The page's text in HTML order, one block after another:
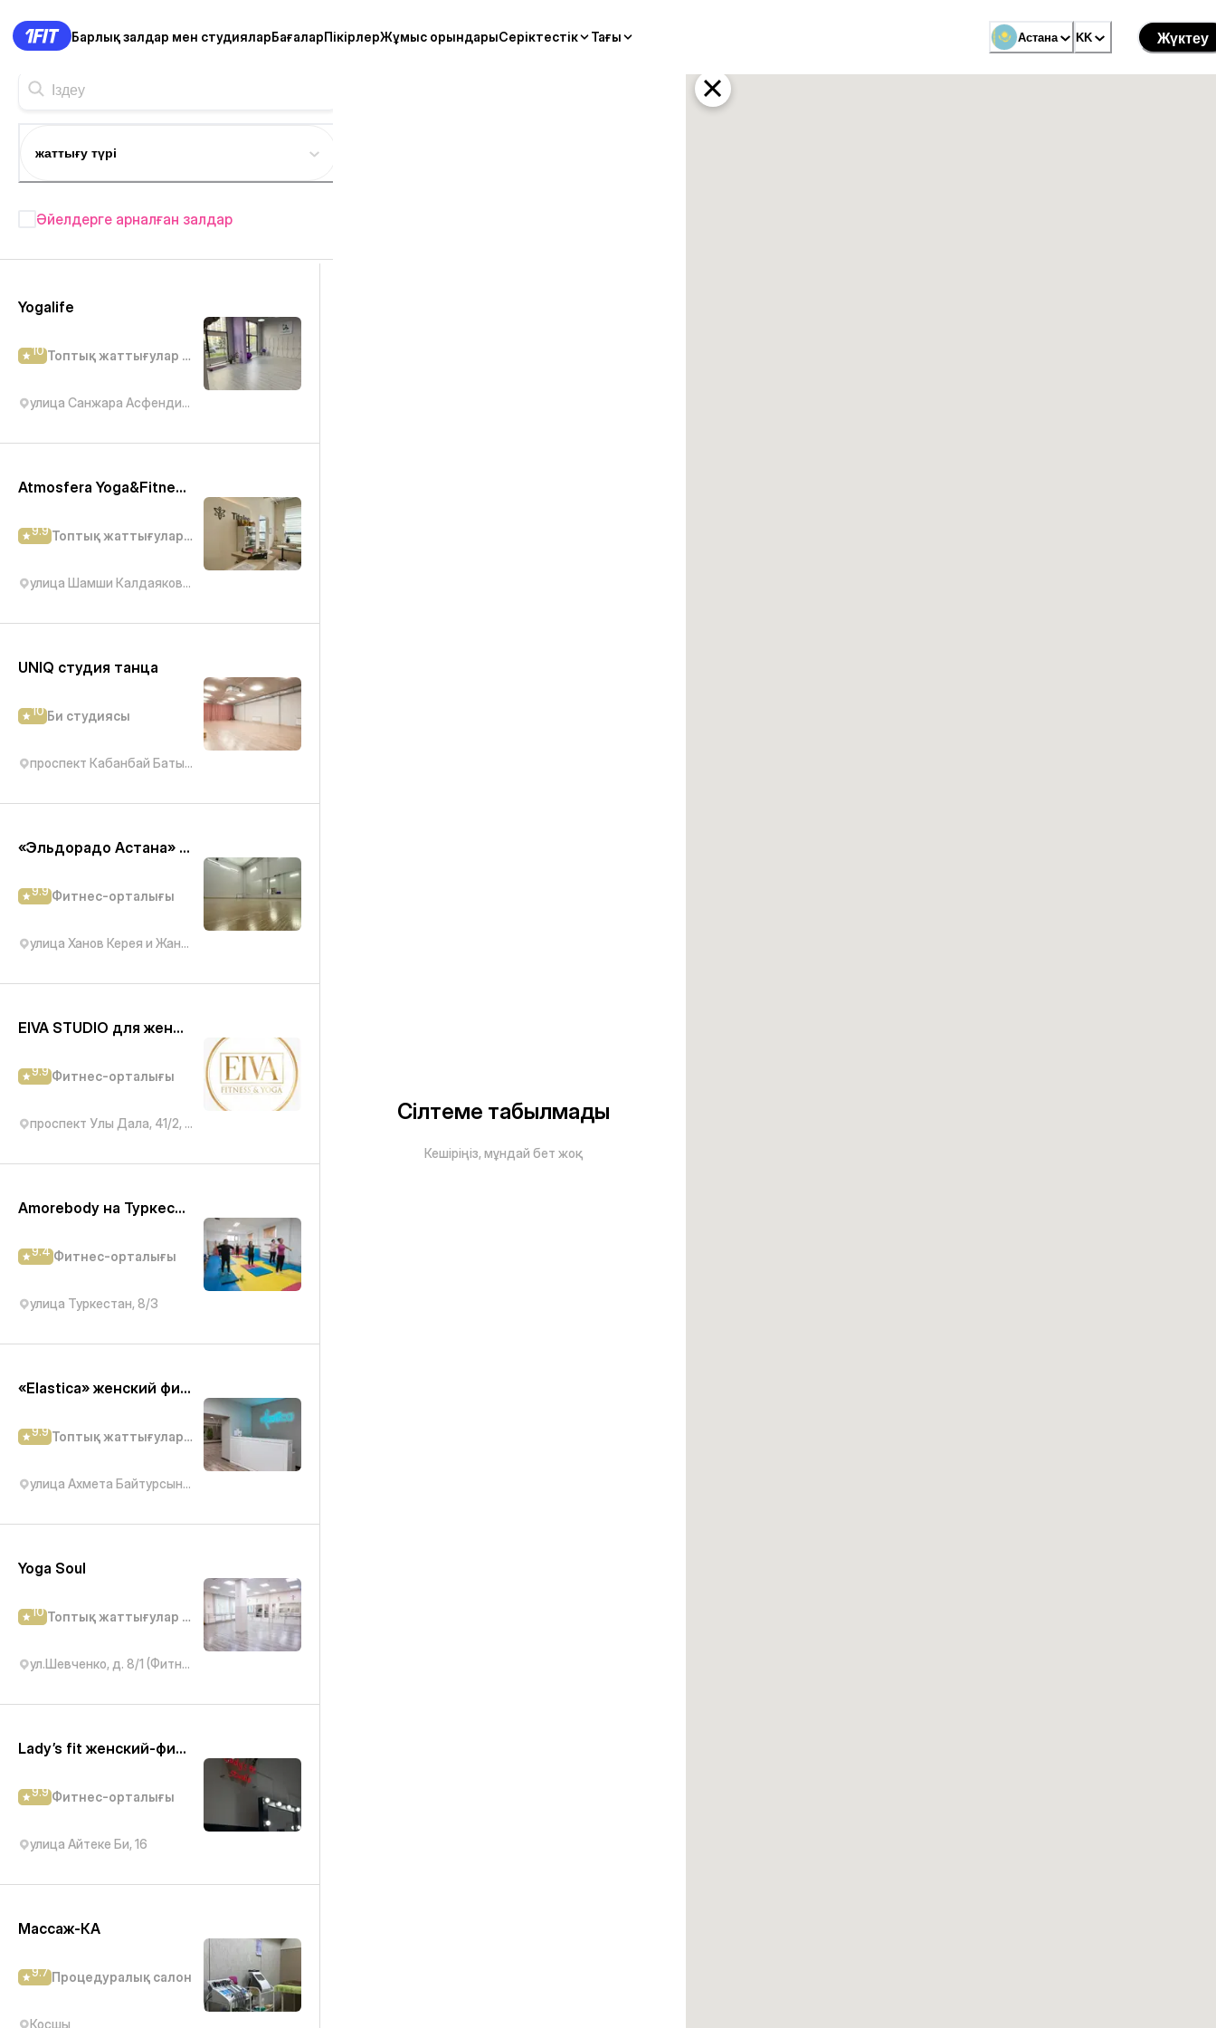
Барлық залдар мен студияларБағаларПікірлерЖұмыс орындарыСеріктестік Тағы Астана KK Жүктеу
жаттығу түрі
Әйелдерге арналған залдар
Астана фитнес студиялары
Yogalife
10 Топтық жаттығулар студиясы
улица Санжара Асфендиярова, 4
Atmosfera Yoga&Fitness (Калдаякова)
9.9 Топтық жаттығулар студиясы
улица Шамши Калдаякова, 3
UNIQ студия танца
10 Би студиясы
проспект Кабанбай Батыра, 9/7
«Эльдорадо Астана» ЖК Олимп палас 2
9.9 Фитнес-орталығы
улица Ханов Керея и Жанибека, 22
EIVA STUDIO для женщин
9.9 Фитнес-орталығы
проспект Улы Дала, 41/2, подъезд 4
Amorebody на Туркестан
9.4 Фитнес-орталығы
улица Туркестан, 8/3
«Elastica» женский фитнес на Байтурсынова 49/1
9.9 Топтық жаттығулар студиясы
улица Ахмета Байтурсынова, 49/1
Yoga Soul
10 Топтық жаттығулар студиясы
ул.Шевченко, д. 8/1 (Фитнес клуб Арлан)
Lady’s fit женский-фитнес
9.9 Фитнес-орталығы
улица Айтеке Би, 16
Массаж-КА
9.7 Процедуралық салон
Косшы
Сілтеме табылмады
Кешіріңіз, мұндай бет жоқ